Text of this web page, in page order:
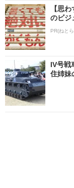
【思
のビジ
PR(ねと
IV号戦
住姉妹